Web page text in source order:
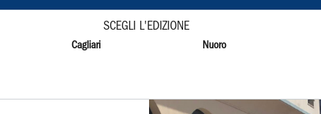
SCEGLI L'EDIZIONE
Cagliari Nuoro